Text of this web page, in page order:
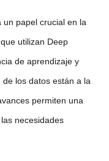
papel crucial en la
utilizan Deep
de aprendizaje y
los datos están a la
permiten una
necesidades